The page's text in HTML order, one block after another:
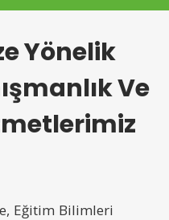
Yönelik
Ve
Eğitim Bilimleri